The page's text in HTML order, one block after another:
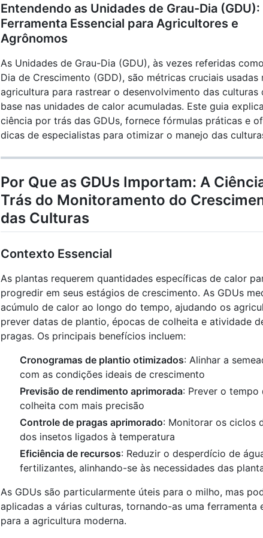
Entendendo as Unidades de Grau-Dia (GDU):
Ferramenta Essencial para Agricultores e
Agrônomos
As Unidades de Grau-Dia (GDU), às vezes referidas
Dia de Crescimento (GDD), são métricas cruciais usadas
agricultura para rastrear o desenvolvimento das culturas
base nas unidades de calor acumuladas. Este guia
ciência por trás das GDUs, fornece fórmulas práticas e
dicas de especialistas para otimizar o manejo das
Por Que as GDUs Importam: A
Trás do Monitoramento do
das Culturas
Contexto Essencial
As plantas requerem quantidades específicas de calor
progredir em seus estágios de crescimento. As GDUs
acúmulo de calor ao longo do tempo, ajudando os
prever datas de plantio, épocas de colheita e atividade
pragas. Os principais benefícios incluem:
Cronogramas de plantio otimizados: Alinhar a
com as condições ideais de crescimento
Previsão de rendimento aprimorada: Prever o tempo
colheita com mais precisão
Controle de pragas aprimorado: Monitorar os ciclos
dos insetos ligados à temperatura
Eficiência de recursos: Reduzir o desperdício de
fertilizantes, alinhando-se às necessidades das
As GDUs são particularmente úteis para o milho, mas
aplicadas a várias culturas, tornando-as uma ferramenta
para a agricultura moderna.